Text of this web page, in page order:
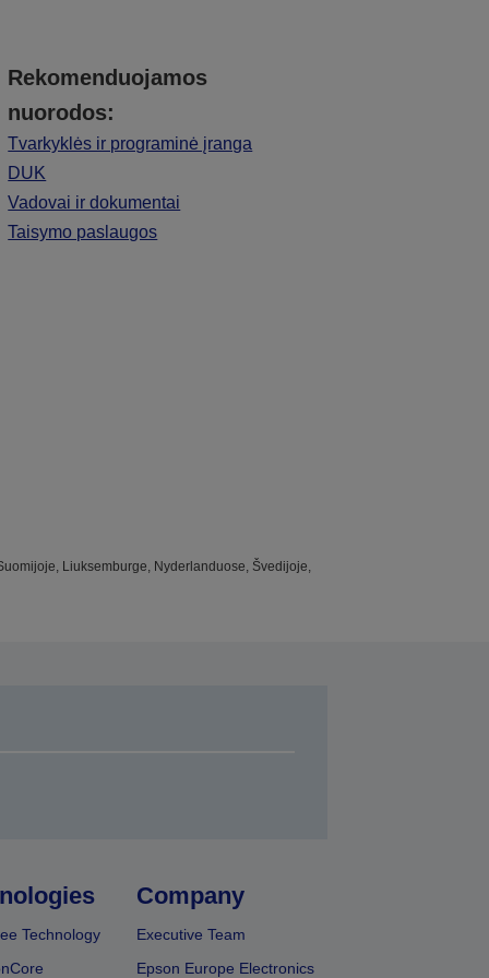
Rekomenduojamos
nuorodos:
Tvarkyklės ir programinė įranga
DUK
Vadovai ir dokumentai
Taisymo paslaugos
Liuksemburge, Nyderlanduose, Švedijoje,
Technology
Company
Executive Team
Epson Europe Electronics